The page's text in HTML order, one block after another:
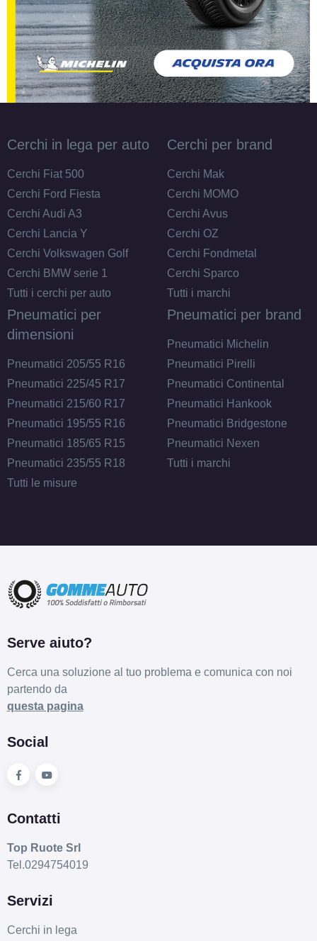
Cerchi in lega per auto
Cerchi Fiat 500
Cerchi Ford Fiesta
Cerchi Audi A3
Cerchi Lancia Y
Cerchi Volkswagen Golf
Cerchi BMW serie 1
Tutti i cerchi per auto
Cerchi per brand
Cerchi Mak
Cerchi MOMO
Cerchi Avus
Cerchi OZ
Cerchi Fondmetal
Cerchi Sparco
Tutti i marchi
Pneumatici per
dimensioni
Pneumatici 205/55 R16
Pneumatici 225/45 R17
Pneumatici 215/60 R17
Pneumatici 195/55 R16
Pneumatici 185/65 R15
Pneumatici 235/55 R18
Tutti le misure
Pneumatici per brand
Pneumatici Michelin
Pneumatici Pirelli
Pneumatici Continental
Pneumatici Hankook
Pneumatici Bridgestone
Pneumatici Nexen
Tutti i marchi
Serve aiuto?
Cerca una soluzione al tuo problema e comunica con noi
partendo da
questa pagina
Social
Contatti
Top Ruote Srl
Tel.0294754019
Servizi
Cerchi in lega